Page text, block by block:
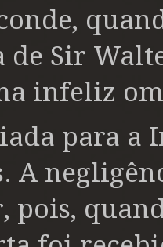
de Sir
infeliz
para a
A
pois,